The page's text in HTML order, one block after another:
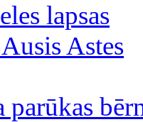
lapsas
Astes
parūkas